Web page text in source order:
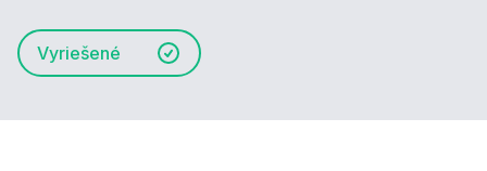
Vyriešené